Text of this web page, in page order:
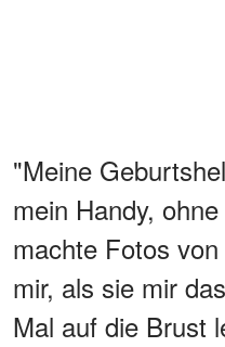
"Meine
mein Handy,
machte Fotos
mir, als sie mir
Mal auf die Brust